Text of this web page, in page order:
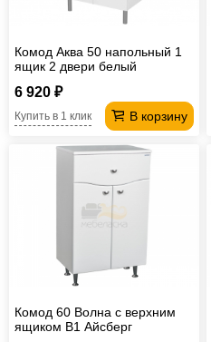
компьютер
для
ванной
Мебель
трансформер
Матрасы
оборудование
Комод Аква 50 напольный 1
ящик 2 двери белый
6 920 ₽
В корзину
Купить в 1 клик
Комод 60 Волна с верхним
ящиком В1 Айсберг